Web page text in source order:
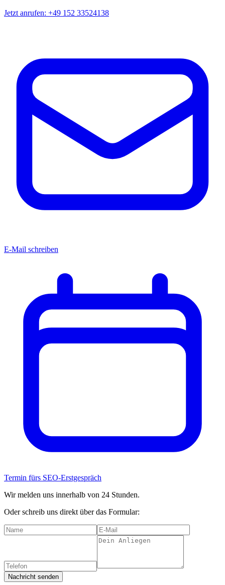
Jetzt anrufen: +49 152 33524138
E-Mail schreiben
Termin fürs SEO-Erstgespräch
Wir melden uns innerhalb von 24 Stunden.
Oder schreib uns direkt über das Formular:
Nachricht senden